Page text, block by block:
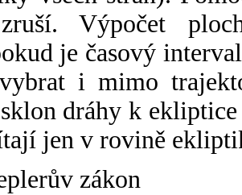
Výpočet
je časový
i mimo
dráhy k
jen v rovině
zákon